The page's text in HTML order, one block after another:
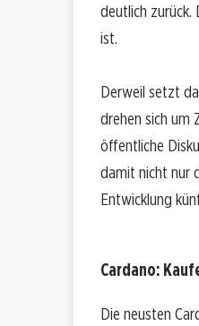
deutlich
ist.
Derweil setzt
drehen sich um
öffentliche
damit nicht nur
Entwicklung
Cardano:
Die neusten